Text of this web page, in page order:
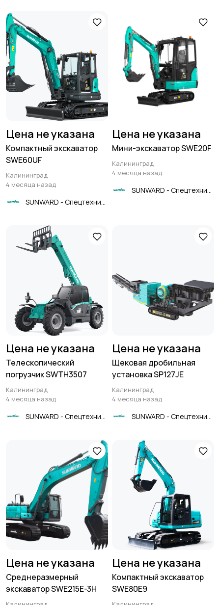
Цена не указана
Компактный экскаватор
SWE60UF
Калининград
4 месяца назад
Цена не указана
Мини-экскаватор SWE20F
Калининград
4 месяца назад
Цена не указана
Телескопический
погрузчик SWTH3507
Калининград
4 месяца назад
Цена не указана
Щековая дробильная
установка SP127JE
Калининград
4 месяца назад
Цена не указана
Среднеразмерный
экскаватор SWE215E-3H
Цена не указана
Компактный экскаватор
SWE80E9